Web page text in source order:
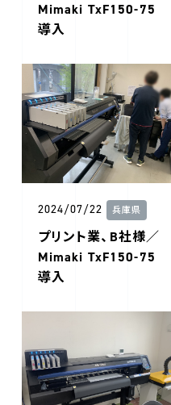
Mimaki TxF150-75
導入
2024/07/22 兵庫県
プリント業、B社様／
Mimaki TxF150-75
導入